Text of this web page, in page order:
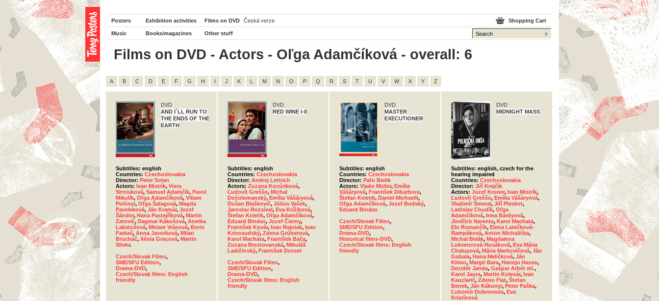
Posters Exhibition activities Films on DVD Česká verze
Music Books/magazines Other stuff
Shopping Cart
Films on DVD - Actors - Oľga Adamčíková - overall: 6
A B C D E F G H I J K L M N O P Q R S T U V W X Y Z
DVD
AND I´LL RUN TO
THE ENDS OF THE
EARTH
Subtitles: english
Countries: Czechoslovakia
Director: Peter Solan
Actors: Ivan Mistrík, Viera
Strnisková, Samuel Adamčík, Pavol
Mikulík, Oľga Adamčíková, Viliam
Polónyi, Oľga Šalagová, Magda
Paveleková, Ján Kramár, Jozef
Šándor, Hana Pastejříková, Martin
Zatovič, Dagmar Kákošová, Anetka
Lakatošová, Miriam Vránová, Boris
Farkaš, Anna Javorková, Milan
Brucháč, Xénia Gracová, Martin
Slivka
Czech/Slovak Films,
SME/SFU Edition,
Drama-DVD,
Czech/Slovak films: English
friendly
DVD
RED WINE I-II
Subtitles: english
Countries: Czechoslovakia
Director: Andrej Lettrich
Actors: Zuzana Kocúriková,
Ľudovít Greššo, Michal
Dočolomanský, Emília Vášáryová,
Dušan Blaškovič, Július Vašek,
Jaroslav Rozsíval, Eva Krížiková,
Štefan Kvietik, Oľga Adamčíková,
Eduard Bindas, Jozef Čierny,
František Kovár, Ivan Rajniak, Ivan
Krivosudský, Zdena Grúberová,
Karol Machata, František Bača,
Zuzana Brestovanská, Mikuláš
Ladižinský, František Desset
Czech/Slovak Films,
SME/SFU Edition,
Drama-DVD,
Czech/Slovak films: English
friendly
DVD
MASTER
EXECUTIONER
Subtitles: english
Countries: Czechoslovakia
Director: Paľo Bielik
Actors: Vlado Müller, Emília
Vášáryová, František Dibarbora,
Štefan Kvietik, Daniel Michaelli,
Oľga Adamčíková, Jozef Budský,
Eduard Bindas
Czech/Slovak Films,
SME/SFU Edition,
Drama-DVD,
Historical films-DVD,
Czech/Slovak films: English
friendly
DVD
MIDNIGHT MASS
Subtitles: english, czech for the
hearing impaired
Countries: Czechoslovakia
Director: Jiří Krejčík
Actors: Jozef Kroner, Ivan Mistrík,
Ľudovít Greššo, Emília Vášáryová,
Vladimír Šmeral, Jiří Pleskot,
Ladislav Chudík, Oľga
Adamčíková, Irma Bárdyová,
Jindřich Narenta, Karol Machata,
Elo Romančík, Elena Latečková-
Rampáková, Anton Michalička,
Michal Belák, Magdalena
Lokvencová-Husáková, Eva Mária
Chalupová, Mária Markovičová, Ján
Gubala, Hana Meličková, Ján
Klimo, Margit Bara, Hannjo Hasse,
Dezidér Janda, Gašpar Arbét ml.,
Karol Jaura, Martin Kolesár, Ivan
Kauzlarič, Zdeno Flat, Štefan
Benek, Ján Kákonyi, Peter Paška,
Ľubomír Dobrovoda, Eva
Kristínová